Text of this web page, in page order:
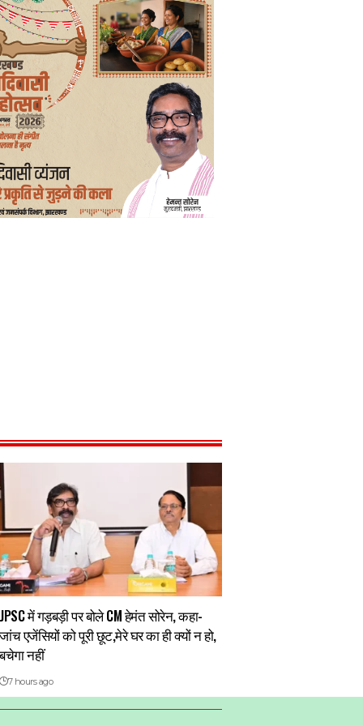
JPSC में गड़बड़ी पर बोले CM हेमंत सोरेन, कहा-
जांच एजेंसियों को पूरी छूट,मेरे घर का ही क्यों न हो,
बचेगा नहीं
7 hours ago